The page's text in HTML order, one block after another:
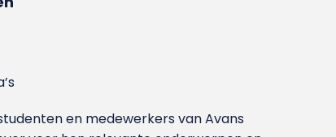
en medewerkers van Avans